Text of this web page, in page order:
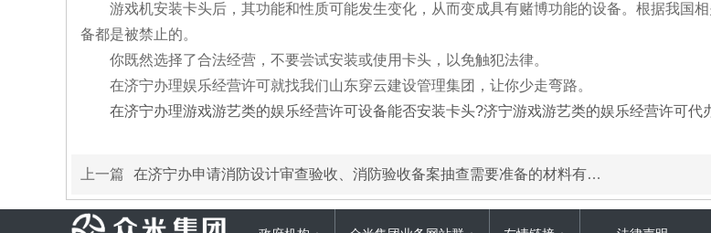
游戏机安装卡头后，其功能和性质可能发生变化，从而变成具有赌博功能的设备。根据我国
备都是被禁止的。
你既然选择了合法经营，不要尝试安装或使用卡头，以免触犯法律。
在济宁办理娱乐经营许可就找我们山东穿云建设管理集团，让你少走弯路。
在济宁办理游戏游艺类的娱乐经营许可设备能否安装卡头?济宁游戏游艺类的娱乐经营许可代
上一篇 在济宁办申请消防设计审查验收、消防验收备案抽查需要准备的材料有哪些?济宁微山鱼台金乡梁山消防设计审查验收代办！